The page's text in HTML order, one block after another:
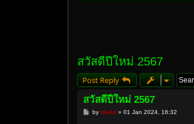
สวัสดีปีใหม่ 2567
Post Reply
สวัสดีปีใหม่ 2567
Pby ble3d» 01 Jan 2024, 16:32